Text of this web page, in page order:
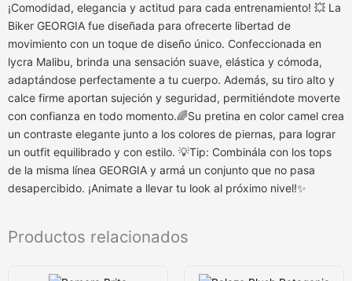
¡Comodidad, elegancia y actitud para cada entrenamiento! 💥 La
Biker GEORGIA fue diseñada para ofrecerte libertad de
movimiento con un toque de diseño único. Confeccionada en
lycra Malibu, brinda una sensación suave, elástica y cómoda,
adaptándose perfectamente a tu cuerpo. Además, su tiro alto y
calce firme aportan sujeción y seguridad, permitiéndote moverte
con confianza en todo momento.🌈Su pretina en color camel crea
un contraste elegante junto a los colores de piernas, para lograr
un outfit equilibrado y con estilo. 💡Tip: Combinála con los tops
de la misma línea GEORGIA y armá un conjunto que no pasa
desapercibido. ¡Animate a llevar tu look al próximo nivel!✨
Productos relacionados